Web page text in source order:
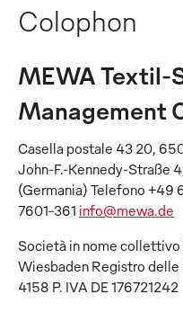
Colophon
MEWA Textil-
Management
Casella postale 43 20,
John-F.-Kennedy-Straße
(Germania) Telefono +49
7601-361 info@mewa.de
Società in nome collettivo
Wiesbaden Registro
4158 P. IVA DE 176721242